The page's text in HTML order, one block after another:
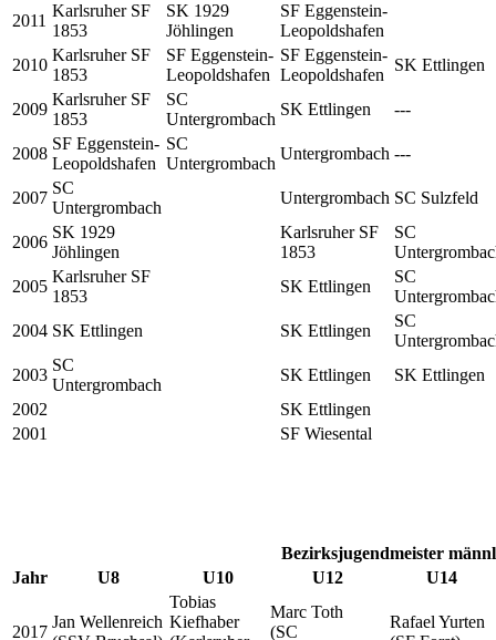
2011
Karlsruher SF
1853
SK 1929
Jöhlingen
SF Eggenstein-
Leopoldshafen
2010
Karlsruher SF
1853
SF Eggenstein-
Leopoldshafen
SF Eggenstein-
Leopoldshafen
SK Ettlingen
2009
Karlsruher SF
1853
SC
Untergrombach
SK Ettlingen ---
2008
SF Eggenstein-
Leopoldshafen
SC
Untergrombach
Untergrombach ---
2007
SC
Untergrombach
Untergrombach SC Sulzfeld
2006
SK 1929
Jöhlingen
Karlsruher SF
1853
SC
2005
Karlsruher SF
1853
SK Ettlingen
SC
2004 SK Ettlingen SK Ettlingen
SC
2003
SC
Untergrombach
SK Ettlingen
SK Ettlingen
2002
SK Ettlingen
2001
SF Wiesental
Bezirksjugendmeister
Jahr
U8 U10 U12 U14
2017
Jan Wellenreich
Tobias
Kiefhaber
Marc Toth
(SC
Rafael Yurten